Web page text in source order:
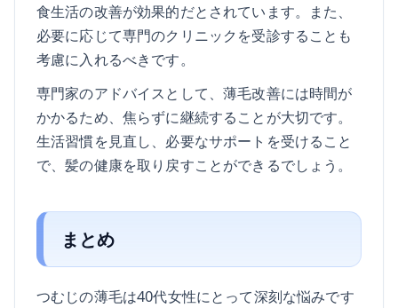
食生活の改善が効果的だとされています。また、
必要に応じて専門のクリニックを受診することも
考慮に入れるべきです。
専門家のアドバイスとして、薄毛改善には時間が
かかるため、焦らずに継続することが大切です。
生活習慣を見直し、必要なサポートを受けること
で、髪の健康を取り戻すことができるでしょう。
まとめ
つむじの薄毛は40代女性にとって深刻な悩みです